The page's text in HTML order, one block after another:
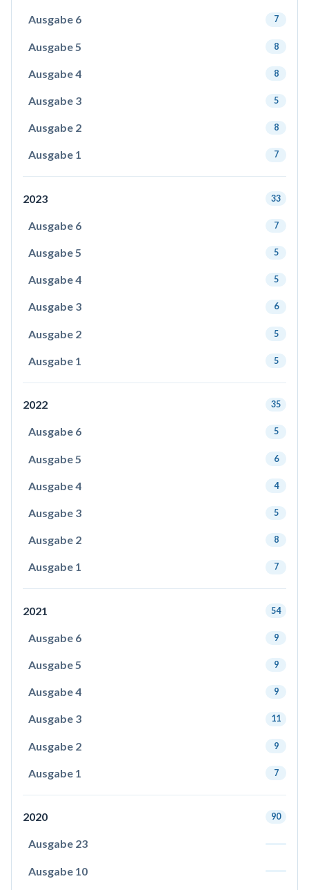
Ausgabe 6 7
Ausgabe 5 8
Ausgabe 4 8
Ausgabe 3 5
Ausgabe 2 8
Ausgabe 1 7
2023 33
Ausgabe 6 7
Ausgabe 5 5
Ausgabe 4 5
Ausgabe 3 6
Ausgabe 2 5
Ausgabe 1 5
2022 35
Ausgabe 6 5
Ausgabe 5 6
Ausgabe 4 4
Ausgabe 3 5
Ausgabe 2 8
Ausgabe 1 7
2021 54
Ausgabe 6 9
Ausgabe 5 9
Ausgabe 4 9
Ausgabe 3 11
Ausgabe 2 9
Ausgabe 1 7
2020 90
Ausgabe 23
Ausgabe 10